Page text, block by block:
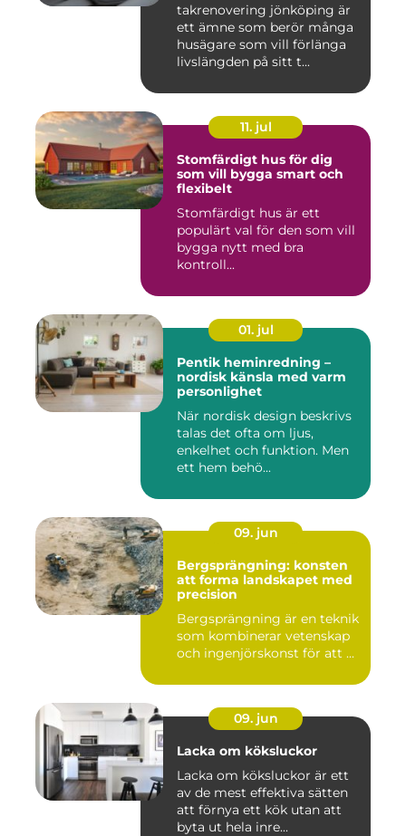
takrenovering jönköping är
ett ämne som berör många
husägare som vill förlänga
livslängden på sitt t...
11. jul
Stomfärdigt hus för dig
som vill bygga smart och
flexibelt
Stomfärdigt hus är ett
populärt val för den som vill
bygga nytt med bra
kontroll...
01. jul
Pentik heminredning –
nordisk känsla med varm
personlighet
När nordisk design beskrivs
talas det ofta om ljus,
enkelhet och funktion. Men
ett hem behö...
09. jun
Bergsprängning: konsten
att forma landskapet med
precision
Bergsprängning är en teknik
som kombinerar vetenskap
och ingenjörskonst för att ...
09. jun
Lacka om köksluckor
Lacka om köksluckor är ett
av de mest effektiva sätten
att förnya ett kök utan att
byta ut hela inre...